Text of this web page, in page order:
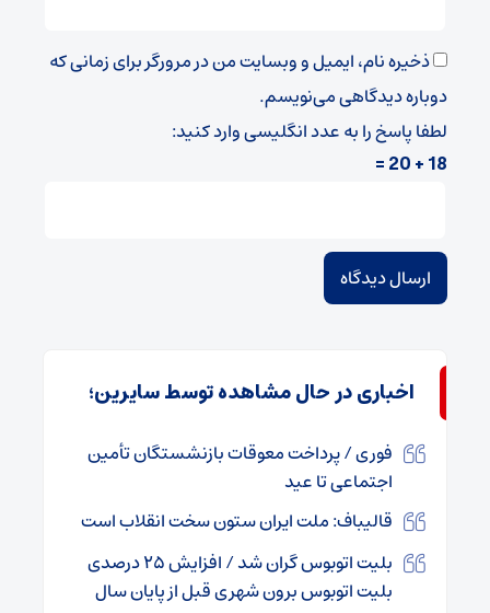
ذخیره نام، ایمیل و وبسایت من در مرورگر برای زمانی که
دوباره دیدگاهی می‌نویسم.
لطفا پاسخ را به عدد انگلیسی وارد کنید:
18 + 20 =
اخباری در حال مشاهده توسط سایرین؛
فوری / پرداخت معوقات بازنشستگان تأمین
اجتماعی تا عید
قالیباف: ملت ایران ستون سخت انقلاب است
بلیت اتوبوس گران شد / افزایش ۲۵ درصدی
بلیت اتوبوس برون شهری قبل از پایان سال